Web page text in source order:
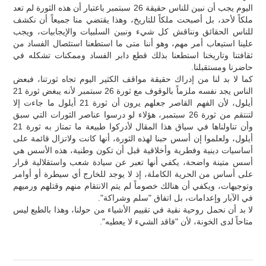
اليوم يجب أن نبين للناس حقيقة 26 سبتمبر باعتبار أن هذه الثورة لم تعد
ملكاً لأحد، بل أصبحت ملكاً للتاريخ، وهذا يقتضي منا جميعاً أن نكشف
للناس الحقائق ونناقش كل شيء ونبين السلبيات والإيجابيات، ويجب
علينا استيعاب أمر مهم، وهو أننا متى ما استطعنا استئصال الفساد من
ثقافتنا وتاريخنا استطعنا بذلك قطع دابر الفساد وممكنات تشكله في
حاضرنا ومستقبلنا.
كما لا بد لنا من إدراك حقيقة مواقف الكثير اليوم تجاه ثورتنا، فبعض
الناس يجد نفسه ملزماً بالوقوف مع ثورة 26 سبتمبر لأنه يبغض ثورة 21
أيلول، لأن الفهم القاصر جعلهم يرون أن ثورة 21 أيلول ما جاءت إلا
لتنتقم من ثورة 26 سبتمبر، هؤلاء لو درسوا عناصر الثورات التي سبق
وأن تناولناها في سياق هذا المقال لأدركوا طبيعة ما تمتاز به ثورة 21
أيلول، ولعلموا إن أسس حبنا لهذه الثورة، أنها كانت ولاتزال قائمة على
أساسيات دينية وفطرية وأخلاقية قبل أن تكون وطنية، هذه الأسس هي
أسس متينة واضحة، يكفي أنها تعبر عن سيادة شعب واستقلالية قرار
على أساس من الحرية الكاملة، إذ لا يوجد للخارج أي سيطرة أو أوامر
وتوجيهات، ويكفي أن هنالك خصوماً لم يتم الانتقام منهم وقتلهم ورميهم
في الآبار وإعدامات، بل اتفاق "سلم وشراكة".
لا بد أن نحمل روحية نقية في تقييم الأشياء من حولنا، وهذا بالطبع ليس
متاحاً لدى الخونة، لأن "فاقد الشيء لا يعطيه".